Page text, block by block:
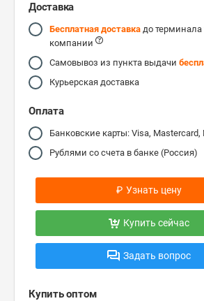
Доставка
Бесплатная доставка до терминала
компании
Самовывоз из пункта выдачи
Курьерская доставка
Оплата
Банковские карты: Visa,
Рублями со счета в банке (Россия)
₽ Узнать цену
Купить сейчас
Задать вопрос
Купить оптом